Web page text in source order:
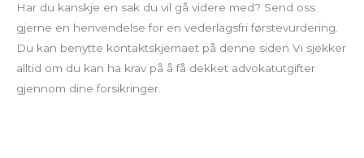
Har du kanskje en sak du vil gå videre med? Send oss
gjerne en henvendelse for en vederlagsfri førstevurdering.
Du kan benytte kontaktskjemaet på denne siden Vi sjekker
alltid om du kan ha krav på å få dekket advokatutgifter
gjennom dine forsikringer.